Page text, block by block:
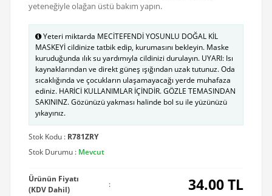
yeteneğiyle olağan üstü bakım yapın.
Yeteri miktarda MECİTEFENDİ YOSUNLU DOĞAL KİL
MASKEYİ cildinize tatbik edip, kurumasını bekleyin. Maske
kuruduğunda ılık su yardımıyla cildinizi durulayın. UYARI: Isı
kaynaklarından ve direkt güneş ışığından uzak tutunuz. Oda
sıcaklığında ve çocukların ulaşamayacağı yerde muhafaza
ediniz. HARİCİ KULLANIMLAR İÇİNDİR. GÖZLE TEMASINDAN
SAKININZ. Gözünüzü yakması halinde bol su ile yüzünüzü
yıkayınız.
Stok Kodu : R781ZRY
Stok Durumu : Mevcut
Ürünün Fiyatı
(KDV Dahil)
: 34.00TL